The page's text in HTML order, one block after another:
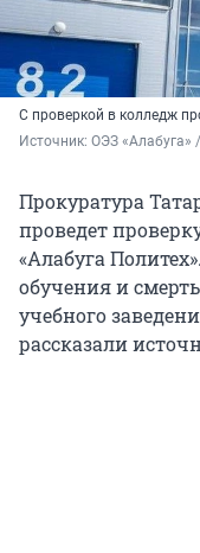
С проверкой в колледж
Источник: ОЭЗ «Алабуга»
Прокуратура
проведет
«Алабуга
обучения и
учебного
рассказали